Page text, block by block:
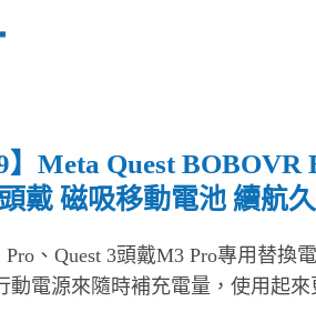
】Meta Quest
戴 磁吸移動電池 續航
Pro、Quest 3頭戴M3 Pro專用替換
動電源來隨時補充電量，使用起來